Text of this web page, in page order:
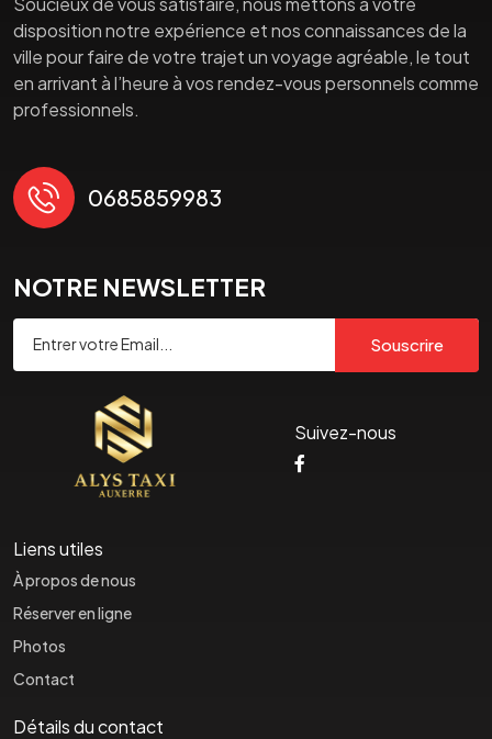
disposition notre expérience et nos connaissances de la
ville pour faire de votre trajet un voyage agréable, le tout
en arrivant à l’heure à vos rendez-vous personnels comme
professionnels.
0685859983
NOTRE NEWSLETTER
Souscrire
Suivez-nous
Liens utiles
À propos de nous
Réserver en ligne
Photos
Contact
Détails du contact